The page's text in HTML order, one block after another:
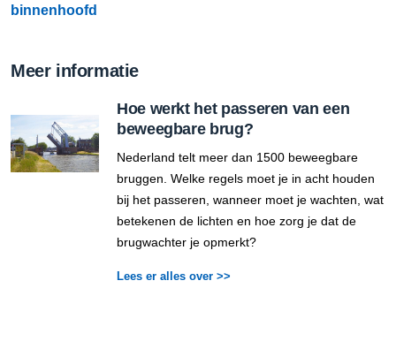
binnenhoofd
Meer informatie
Hoe werkt het passeren van een
beweegbare brug?
Nederland telt meer dan 1500 beweegbare
bruggen. Welke regels moet je in acht houden
bij het passeren, wanneer moet je wachten, wat
betekenen de lichten en hoe zorg je dat de
brugwachter je opmerkt?
Lees er alles over >>